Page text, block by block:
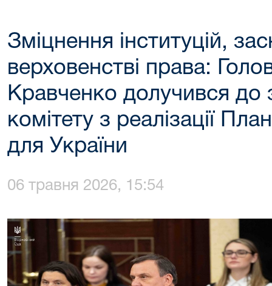
Зміцнення інституцій,
верховенстві права:
Кравченко долучився до
комітету з реалізації
для України
06 травня 2026, 15:54